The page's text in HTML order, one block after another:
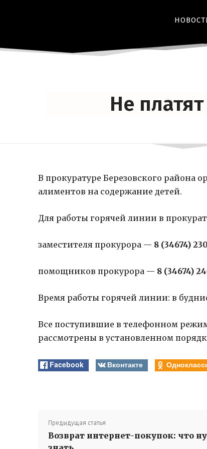
Не
В прокуратуре Березовского района
алиментов на содержание детей.
Для работы горячей линии в
заместителя прокурора — 8 (34674)
помощников прокурора — 8 (34674)
Время работы горячей линии: в будние
Все поступившие в телефонном
рассмотрены в установленном
Facebook Вконтакте
Предыдущая статья
Возврат интернет-покупок: что